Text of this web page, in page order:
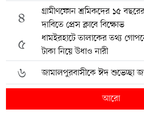
৪
গ্রামীণফোন শ্রমিকদের ১৫
দাবিতে প্রেস ক্লাবে বিক্ষোভ
৫
ধামইরহাটে তালাকের তথ্য
টাকা নিয়ে উধাও নারী
৬ জামালপুরবাসীকে ঈদ শুভেচ্ছা
আরো